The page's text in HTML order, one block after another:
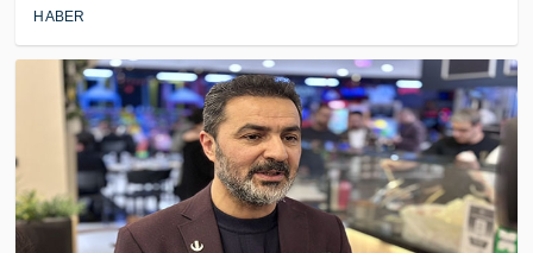
HABER